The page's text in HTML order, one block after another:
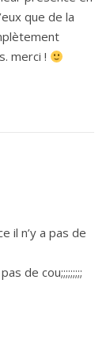
que de la
merci !
il n’y a pas de
de cou;;;;;;;;;